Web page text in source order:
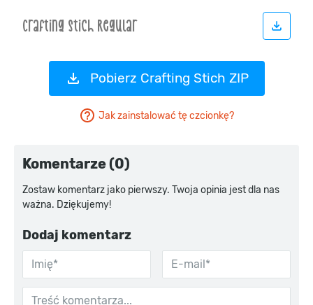
Pobierz Crafting Stich ZIP
Jak zainstalować tę czcionkę?
Komentarze (0)
Zostaw komentarz jako pierwszy. Twoja opinia jest dla nas
ważna. Dziękujemy!
Dodaj komentarz